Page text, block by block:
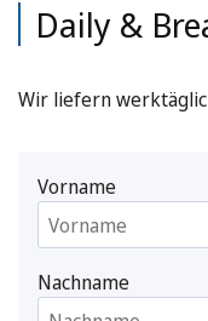
Daily &
Wir liefern
Vorname
Nachname